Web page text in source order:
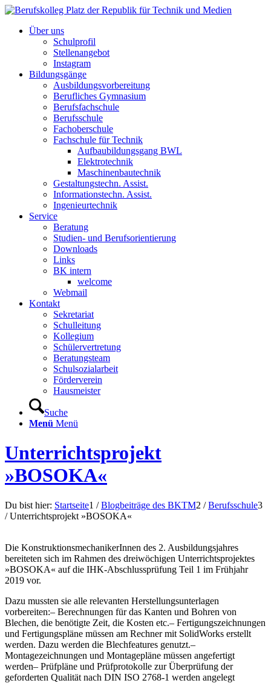
Über uns
Schulprofil
Stellenangebot
Instagram
Bildungsgänge
Ausbildungsvorbereitung
Berufliches Gymnasium
Berufsfachschule
Berufsschule
Fachoberschule
Fachschule für Technik
Aufbaubildungsgang BWL
Elektrotechnik
Maschinenbautechnik
Gestaltungstechn. Assist.
Informationstechn. Assist.
Ingenieurtechnik
Service
Beratung
Studien- und Berufsorientierung
Downloads
Links
BK intern
welcome
Webmail
Kontakt
Sekretariat
Schulleitung
Kollegium
Schülervertretung
Beratungsteam
Schulsozialarbeit
Förderverein
Hausmeister
Suche
Menü Menü
Unterrichtsprojekt
»BOSOKA«
Du bist hier: Startseite1 / Blogbeiträge des BKTM2 / Berufsschule3
/ Unterrichtsprojekt »BOSOKA«
Die KonstruktionsmechanikerInnen des 2. Ausbildungsjahres
bereiteten sich im Rahmen des dreiwöchigen Unterrichtsprojektes
»BOSOKA« auf die IHK-Abschlussprüfung Teil 1 im Frühjahr
2019 vor.
Dazu mussten sie alle relevanten Herstellungsunterlagen
vorbereiten:– Berechnungen für das Kanten und Bohren von
Blechen, die benötigte Zeit, die Kosten etc.– Fertigungszeichnungen
und Fertigungspläne müssen am Rechner mit SolidWorks erstellt
werden. Dazu werden die Blechfeatures genutzt.–
Montagezeichnungen und Montagepläne müssen angefertigt
werden– Prüfpläne und Prüfprotokolle zur Überprüfung der
geforderten Qualität nach DIN ISO 2768-1 werden angelegt